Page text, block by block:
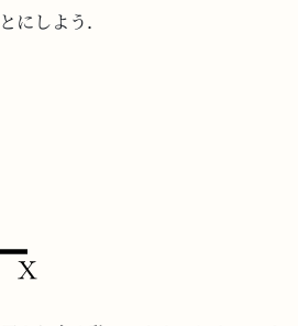
にしよう．